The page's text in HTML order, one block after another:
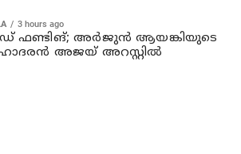
3 hours ago
ഫണ്ടിങ്; അര്‍ജുന്‍ ആയങ്കിയുടെ
അജയ് അറസ്റ്റില്‍